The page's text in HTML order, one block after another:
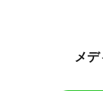
メデ